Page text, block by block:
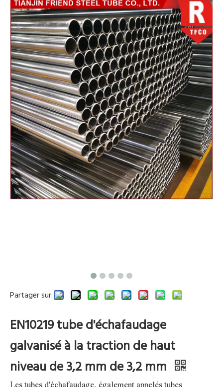
Partager sur:
EN10219 tube d'échafaudage
galvanisé à la traction de haut
niveau de 3,2 mm de 3,2 mm
Les tubes d'échafaudage, également appelés tubes